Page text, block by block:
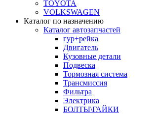
TOYOTA
VOLKSWAGEN
Каталог по назначению
Каталог автозапчастей
гур+рейка
Двигатель
Кузовные детали
Подвеска
Тормозная система
Трансмиссия
Фильтра
Электрика
БОЛТЫ\ГАЙКИ